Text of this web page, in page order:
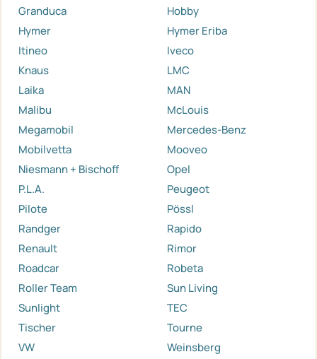
Granduca
Hobby
Hymer
Hymer Eriba
Itineo
Iveco
Knaus
LMC
Laika
MAN
Malibu
McLouis
Megamobil
Mercedes-Benz
Mobilvetta
Mooveo
Niesmann + Bischoff
Opel
P.L.A.
Peugeot
Pilote
Pössl
Randger
Rapido
Renault
Rimor
Roadcar
Robeta
Roller Team
Sun Living
Sunlight
TEC
Tischer
Tourne
VW
Weinsberg